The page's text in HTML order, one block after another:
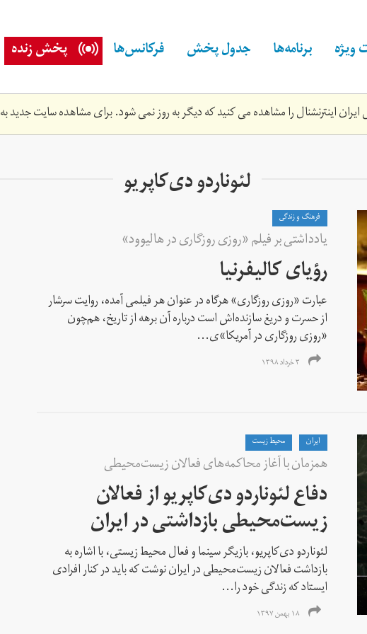
برنامه‌ها جدول پخش فرکانس‌ها پخش زنده
اینترنشنال را مشاهده می کنید که دیگر به روز نمی شود. برای مشاهده سایت جدید به
لئوناردو دی‌کاپریو
فرهنگ و زندگی
یادداشتی بر فیلم «روزی روزگاری در هالیوود»
رؤیای کالیفرنیا
عبارت «روزی روزگاری» هرگاه در عنوان هر فیلمی آمده، روایت سرشار
از حسرت و دریغ سازنده‌اش است درباره آن برهه از تاریخ، هم‌چون
«روزی روزگاری در آمریکا»ی...
۳ خرداد ۱۳۹۸
ايران محیط زیست
همزمان با آغاز محاکمه‌های فعالان زیست‌محیطی
دفاع لئوناردو دی‌کاپریو از فعالان
زیست‌محیطی بازداشتی در ایران
لئوناردو دی‌کاپریو، بازیگر سینما و فعال محیط زیستی، با اشاره به
بازداشت فعالان زیست‌محیطی در ایران نوشت که باید در کنار افرادی
ایستاد که زندگی خود را...
۱۸ بهمن ۱۳۹۷